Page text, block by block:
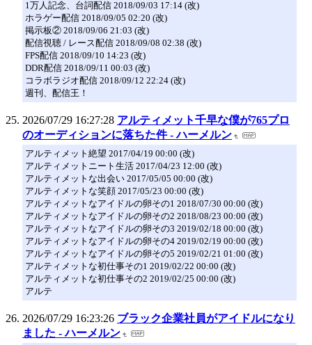
1万人記念、台詞配信 2018/09/03 17:14 (改)
ホラゲー配信 2018/09/05 02:20 (改)
掲示板② 2018/09/06 21:03 (改)
配信視聴 / レース配信 2018/09/08 02:38 (改)
FPS配信 2018/09/10 14:23 (改)
DDR配信 2018/09/11 00:03 (改)
コラボラジオ配信 2018/09/12 22:24 (改)
週刊、配信王！
2026/07/29 16:27:28 アルティメット千早な僕が765プロ
のオーディションに落ちた件 - ハーメルン
アルティメット絶望 2017/04/19 00:00 (改)
アルティメットニート生活 2017/04/23 12:00 (改)
アルティメットな出会い 2017/05/05 00:00 (改)
アルティメットな笑顔 2017/05/23 00:00 (改)
アルティメットなアイドルの卵その1 2018/07/30 00:00 (改)
アルティメットなアイドルの卵その2 2018/08/23 00:00 (改)
アルティメットなアイドルの卵その3 2019/02/18 00:00 (改)
アルティメットなアイドルの卵その4 2019/02/19 00:00 (改)
アルティメットなアイドルの卵その5 2019/02/21 01:00 (改)
アルティメットな初仕事その1 2019/02/22 00:00 (改)
アルティメットな初仕事その2 2019/02/25 00:00 (改)
アルテ
2026/07/29 16:23:26 ブラック企業社員がアイドルになり
ました - ハーメルン